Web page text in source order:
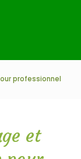
professionnel
et